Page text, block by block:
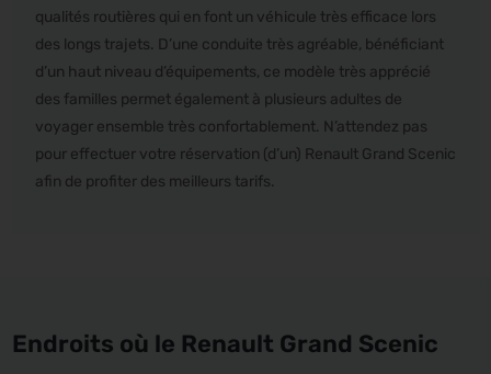
qualités routières qui en font un véhicule très efficace lors
des longs trajets. D’une conduite très agréable, bénéficiant
d’un haut niveau d’équipements, ce modèle très apprécié
des familles permet également à plusieurs adultes de
voyager ensemble très confortablement. N’attendez pas
pour effectuer votre réservation (d’un) Renault Grand Scenic
afin de profiter des meilleurs tarifs.
Endroits où le Renault Grand Scenic